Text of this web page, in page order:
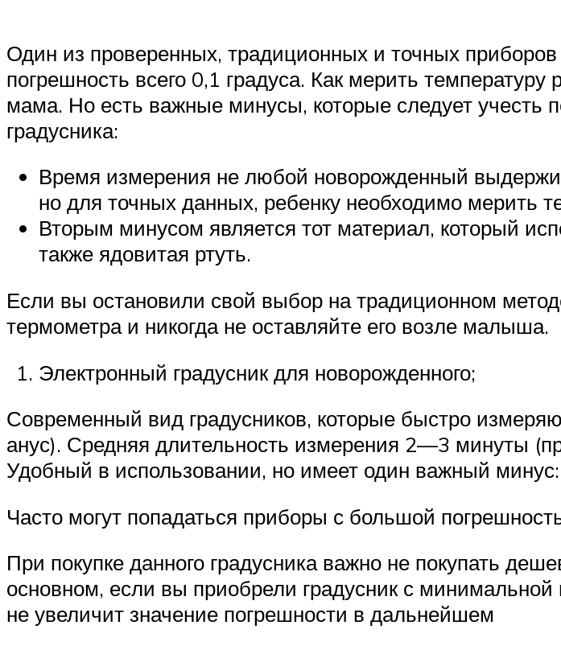
Один из проверенных, традиционных и точных
погрешность всего 0,1 градуса. Как мерить
мама. Но есть важные минусы, которые следует учесть
градусника:
Время измерения не любой новорожденный
но для точных данных, ребенку необходимо мерить
Вторым минусом является тот материал, который
также ядовитая ртуть.
Если вы остановили свой выбор на традиционном
термометра и никогда не оставляйте его возле малыша.
Электронный градусник для новорожденного;
Современный вид градусников, которые быстро
анус). Средняя длительность измерения 2—3 минуты
Удобный в использовании, но имеет один важный минус:
Часто могут попадаться приборы с большой
При покупке данного градусника важно не покупать
основном, если вы приобрели градусник с
не увеличит значение погрешности в дальнейшем